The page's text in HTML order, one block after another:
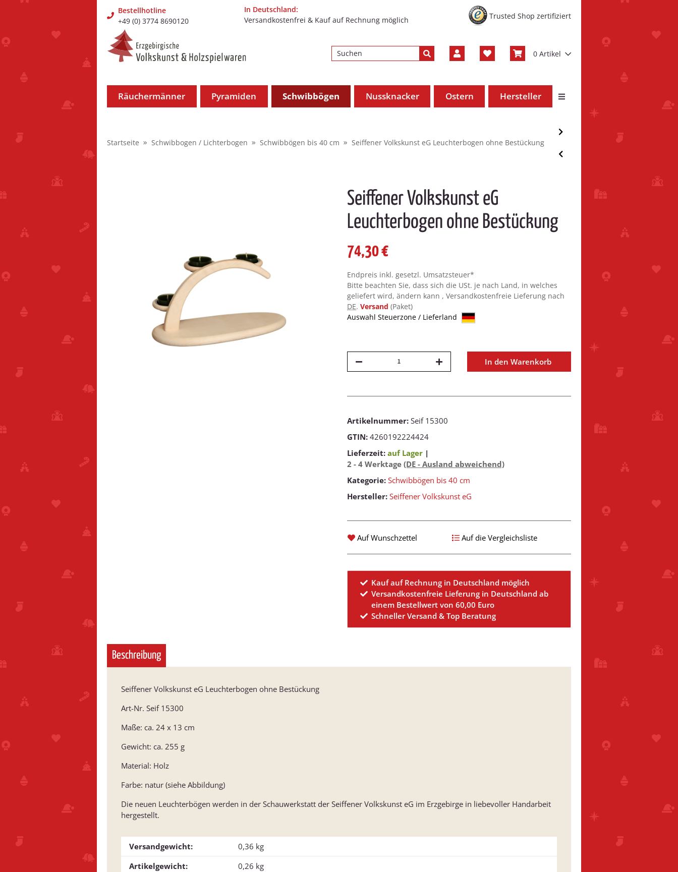
Bestellhotline
+49 (0) 3774 8690120
In Deutschland:
Versandkostenfrei & Kauf auf Rechnung möglich
Trusted Shop zertifiziert
0 Artikel
Räuchermänner Pyramiden Schwibbögen Nussknacker Ostern Hersteller
Startseite Schwibbogen / Lichterbogen Schwibbögen bis 40 cm Seiffener Volkskunst eG Leuchterbogen ohne Bestückung
Seiffener Volkskunst eG
Leuchterbogen ohne Bestückung
74,30 €
Endpreis inkl. gesetzl. Umsatzsteuer*
Bitte beachten Sie, dass sich die USt. je nach Land, in welches
geliefert wird, ändern kann , Versandkostenfreie Lieferung nach
DE. Versand (Paket)
Auswahl Steuerzone / Lieferland
In den Warenkorb
Artikelnummer: Seif 15300
GTIN: 4260192224424
Lieferzeit: auf Lager |
2 - 4 Werktage (DE - Ausland abweichend)
Kategorie: Schwibbögen bis 40 cm
Hersteller: Seiffener Volkskunst eG
Auf Wunschzettel Auf die Vergleichsliste
Kauf auf Rechnung in Deutschland möglich
Versandkostenfreie Lieferung in Deutschland ab
einem Bestellwert von 60,00 Euro
Schneller Versand & Top Beratung
Beschreibung
Seiffener Volkskunst eG Leuchterbogen ohne Bestückung
Art-Nr. Seif 15300
Maße: ca. 24 x 13 cm
Gewicht: ca. 255 g
Material: Holz
Farbe: natur (siehe Abbildung)
Die neuen Leuchterbögen werden in der Schauwerkstatt der Seiffener Volkskunst eG im Erzgebirge in liebevoller Handarbeit
hergestellt.
Versandgewicht:
0,36 kg
Artikelgewicht:
0,26 kg